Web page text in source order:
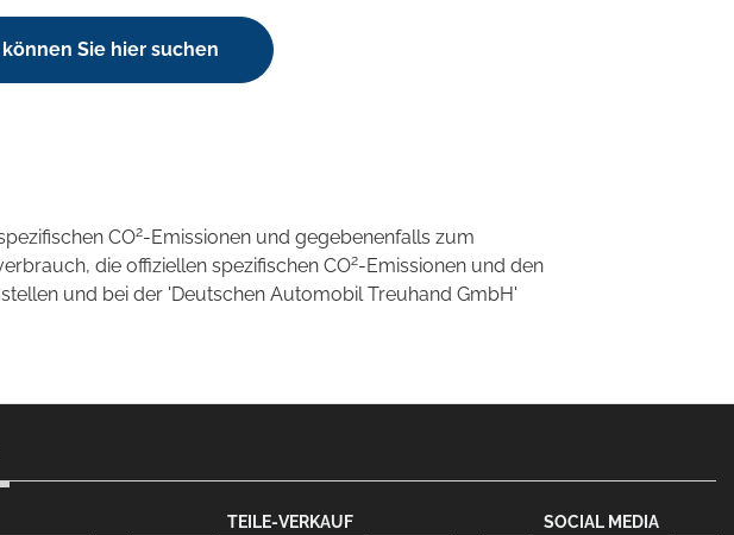
Sie hier suchen
CO2-Emissionen und gegebenenfalls zum
die offiziellen spezifischen CO2-Emissionen und den
und bei der 'Deutschen Automobil Treuhand GmbH'
TEILE-VERKAUF SOCIAL MEDIA